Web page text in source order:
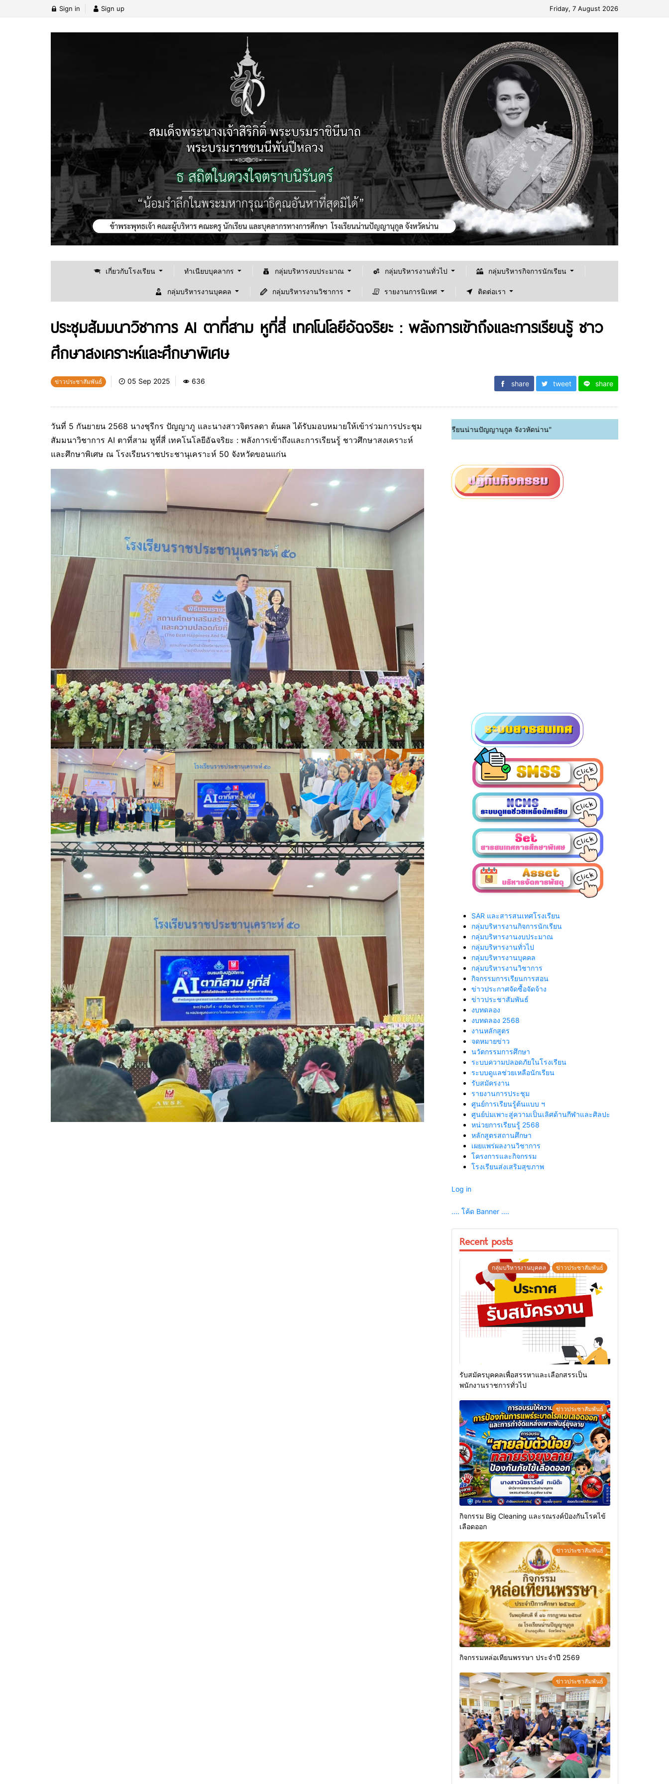
Sign in Sign up Friday, 7 August 2026
เกี่ยวกับโรงเรียน ทำเนียบบุคลากร กลุ่มบริหารงบประมาณ กลุ่มบริหารงานทั่วไป กลุ่มบริหารกิจการนักเรียน
กลุ่มบริหารงานบุคคล กลุ่มบริหารงานวิชาการ รายงานการนิเทศ ติดต่อเรา
ประชุมสัมมนาวิชาการ AI ตาที่สาม หูที่สี่ เทคโนโลยีอัฉจริยะ : พลังการเข้าถึงและการเรียนรู้ ชาว
ศึกษาสงเคราะห์และศึกษาพิเศษ
ข่าวประชาสัมพันธ์ 05 Sep 2025 636 share tweet share
วันที่ 5 กันยายน 2568 นางชุรีกร ปัญญาภู และนางสาวจิตรลดา ต้นผล ได้รับมอบหมายให้เข้าร่วมการประชุม
สัมมนาวิชาการ AI ตาที่สาม หูที่สี่ เทคโนโลยีอัฉจริยะ : พลังการเข้าถึงและการเรียนรู้ ชาวศึกษาสงเคราะห์
และศึกษาพิเศษ ณ โรงเรียนราชประชานุเคราะห์ 50 จังหวัดขอนแก่น
ยินดีต้อนรับเข้าสู้เว็ปไซต์ "โรงเรียนน่านปัญญานุกูล จังวหัดน่าน"
SAR และสารสนเทศโรงเรียน
กลุ่มบริหารงานกิจการนักเรียน
กลุ่มบริหารงานงบประมาณ
กลุ่มบริหารงานทั่วไป
กลุ่มบริหารงานบุคคล
กลุ่มบริหารงานวิชาการ
กิจกรรมการเรียนการสอน
ข่าวประกาศจัดซื้อจัดจ้าง
ข่าวประชาสัมพันธ์
งบทดลอง
งบทดลอง 2568
งานหลักสูตร
จดหมายข่าว
นวัตกรรมการศึกษา
ระบบความปลอดภัยในโรงเรียน
ระบบดูแลช่วยเหลือนักเรียน
รับสมัครงาน
รายงานการประชุม
ศูนย์การเรียนรู้ต้นแบบ ฯ
ศูนย์บ่มเพาะสู่ความเป็นเลิศด้านกีฬาและศิลปะ
หน่วยการเรียนรู้ 2568
หลักสูตรสถานศึกษา
เผยแพร่ผลงานวิชาการ
โครงการและกิจกรรม
โรงเรียนส่งเสริมสุขภาพ
Log in
.... โค้ด Banner ....
Recent posts
กลุ่มบริหารงานบุคคล ข่าวประชาสัมพันธ์
รับสมัครบุคคลเพื่อสรรหาและเลือกสรรเป็น
พนักงานราชการทั่วไป
ข่าวประชาสัมพันธ์
กิจกรรม Big Cleaning และรณรงค์ป้องกันโรคไข้
เลือดออก
ข่าวประชาสัมพันธ์
กิจกรรมหล่อเทียนพรรษา ประจำปี 2569
ข่าวประชาสัมพันธ์